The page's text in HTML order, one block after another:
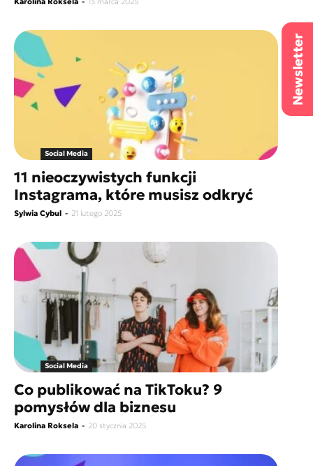
Social Media
11 nieoczywistych funkcji
Instagrama, które musisz odkryć
Sylwia Cybul - 21 lutego 2025
Social Media
Co publikować na TikToku? 9
pomysłów dla biznesu
Karolina Roksela - 20 stycznia 2025